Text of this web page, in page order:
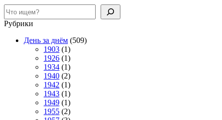
Поиск
Рубрики
День за днём (509)
1903 (1)
1926 (1)
1934 (1)
1940 (2)
1942 (1)
1943 (1)
1949 (1)
1955 (2)